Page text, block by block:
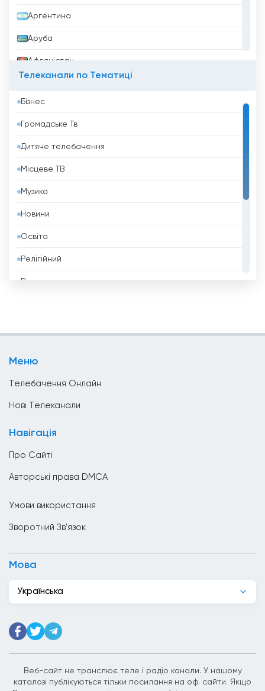
Аргентина
Аруба
Афганістан
Барбадос
Бахрейн
Беліз
Бельгія
Бенін
Білорусь
Болгарія
Болівія
Гана
Грузія
Джибуті
Телеканали по Тематиці
Бізнес
Громадське Тв
Дитяче телебачення
Місцеве ТВ
Музика
Новини
Освіта
Релігійний
Розваги
Меню
Телебачення Онлайн
Нові Телеканали
Навігація
Про Сайті
Авторські права DMCA
Умови використання
Зворотний Зв'язок
Мова
Українська
Веб-сайт не транслює теле і радіо канали. У нашому
каталозі публікуються тільки посилання на оф. сайти. Якщо